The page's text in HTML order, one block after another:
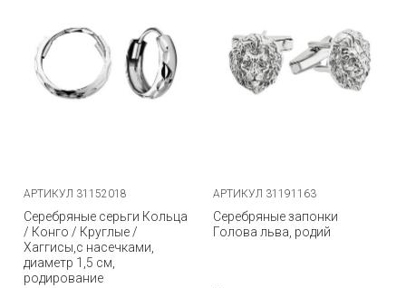
АРТИКУЛ 31152018
Серебряные серьги Кольца
/ Конго / Круглые /
Хаггисы,с насечками,
диаметр 1,5 см,
родирование
АРТИКУЛ 31191163
Серебряные запонки
Голова льва, родий